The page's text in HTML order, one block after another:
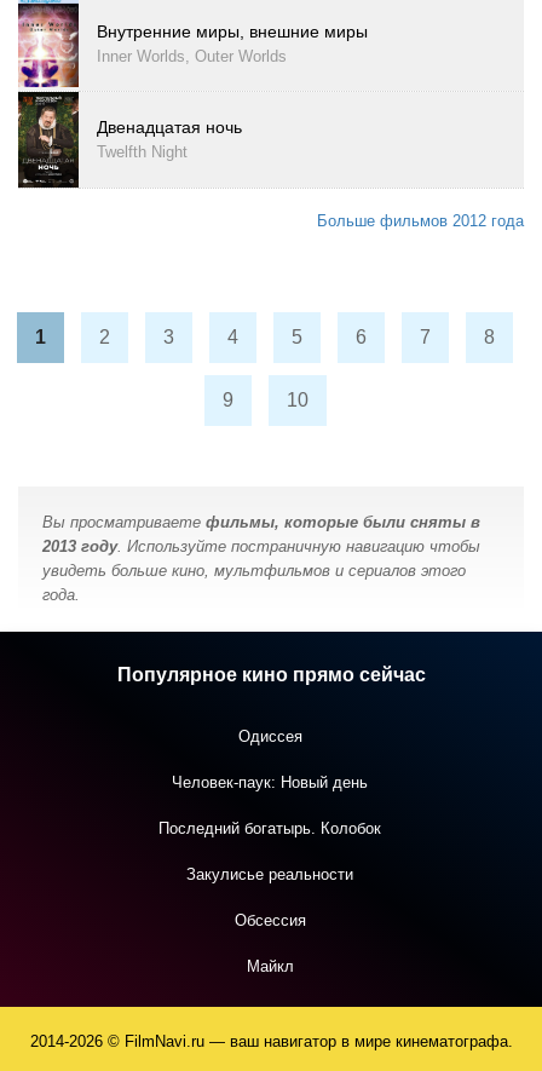
Внутренние миры, внешние миры
Inner Worlds, Outer Worlds
Двенадцатая ночь
Twelfth Night
Больше фильмов 2012 года
1 2 3 4 5 6 7 8
9 10
Вы просматриваете фильмы, которые были сняты в
2013 году. Используйте постраничную навигацию чтобы
увидеть больше кино, мультфильмов и сериалов этого
года.
Популярное кино прямо сейчас
Одиссея
Человек-паук: Новый день
Последний богатырь. Колобок
Закулисье реальности
Обсессия
Майкл
2014-2026 © FilmNavi.ru — ваш навигатор в мире кинематографа.